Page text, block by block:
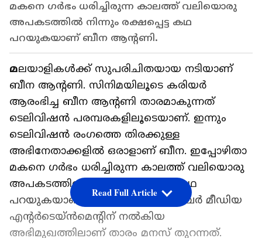
മകനെ ഗര്‍ഭം ധരിച്ചിരുന്ന കാലത്ത് വലിയൊരു
അപകടത്തില്‍ നിന്നും രക്ഷപ്പെട്ട കഥ
പറയുകയാണ് ബീന ആന്റണി.
മലയാളികള്‍ക്ക് സുപരിചിതയായ നടിയാണ്
ബീന ആന്റണി. സിനിമയിലൂടെ കരിയര്‍
ആരംഭിച്ച ബീന ആന്റണി താരമാകുന്നത്
ടെലിവിഷന്‍ പരമ്പരകളിലൂടെയാണ്. ഇന്നും
ടെലിവിഷന്‍ രംഗത്തെ തിരക്കുള്ള
അഭിനേതാക്കളില്‍ ഒരാളാണ് ബീന. ഇപ്പോഴിതാ
മകനെ ഗര്‍ഭം ധരിച്ചിരുന്ന കാലത്ത് വലിയൊരു
അപകടത്തില്‍ നിന്നും രക്ഷപ്പെട്ട കഥ
പറയുകയാണ് ബീന ആന്റണി. ജിഞ്ചര്‍ മീഡിയ
എന്റര്‍ടെയ്ന്‍മെന്റിന് നല്‍കിയ
അഭിമുഖത്തിലാണ് താരം മനസ് തുറന്നത്.
Read Full Article